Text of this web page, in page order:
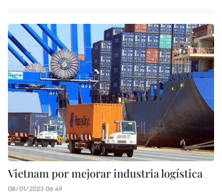
Vietnam por mejorar industria logística
08/01/2023 06:49